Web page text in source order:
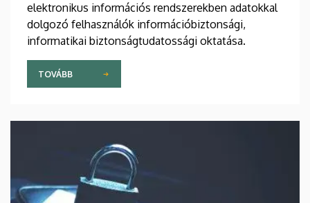
elektronikus információs rendszerekben adatokkal
dolgozó felhasználók információbiztonsági,
informatikai biztonságtudatossági oktatása.
TOVÁBB